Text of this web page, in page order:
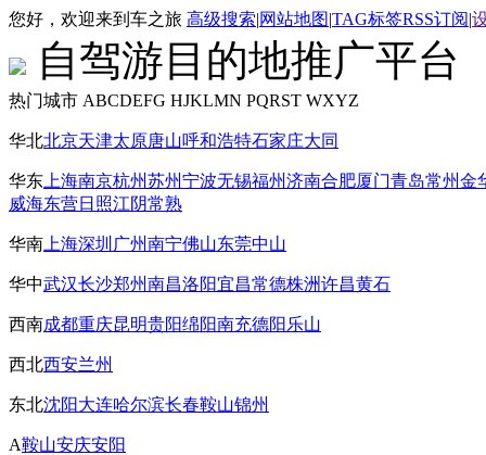
您好，欢迎来到车之旅 高级搜索|网站地图|TAG标签RSS订阅|
自驾游目的地推广平台
热门城市 ABCDEFG HJKLMN PQRST WXYZ
华北北京天津太原唐山呼和浩特石家庄大同
华东 上海南京杭州苏州宁波无锡福州济南合肥厦门青岛常州金
威海东营日照江阴常熟
华南 上海深圳 广州南宁佛山东莞中山
华中武汉长沙郑州南昌洛阳宜昌常德株洲许昌黄石
西南成都重庆昆明贵阳绵阳南充德阳 乐山
西北西安兰州
东北沈阳大连哈尔滨长春鞍山锦州
A鞍山安庆安阳